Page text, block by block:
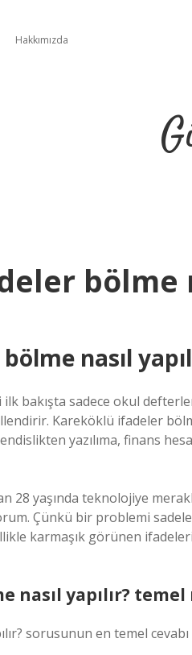
Hakkımızda
bölme
nasıl
bakışta sadece okul
Kareköklü ifadeler
yazılıma, finans
28 yaşında teknolojiye
Çünkü bir problemi
karmaşık görünen
nasıl yapılır? temel
sorusunun en temel